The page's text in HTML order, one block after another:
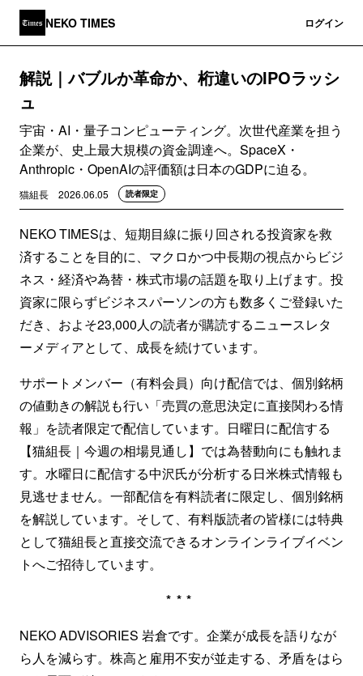
NEKO TIMES ログイン
解説｜バブルか革命か、桁違いのIPOラッシ
ュ
宇宙・AI・量子コンピューティング。次世代産業を担う
企業が、史上最大規模の資金調達へ。SpaceX・
Anthropic・OpenAIの評価額は日本のGDPに迫る。
猫組長 2026.06.05 読者限定
NEKO TIMESは、短期目線に振り回される投資家を救
済することを目的に、マクロかつ中長期の視点からビジ
ネス・経済や為替・株式市場の話題を取り上げます。投
資家に限らずビジネスパーソンの方も数多くご登録いた
だき、およそ23,000人の読者が購読するニュースレタ
ーメディアとして、成長を続けています。
サポートメンバー（有料会員）向け配信では、個別銘柄
の値動きの解説も行い「売買の意思決定に直接関わる情
報」を読者限定で配信しています。日曜日に配信する
【猫組長｜今週の相場見通し】では為替動向にも触れま
す。水曜日に配信する中沢氏が分析する日米株式情報も
見逃せません。一部配信を有料読者に限定し、個別銘柄
を解説しています。そして、有料版読者の皆様には特典
として猫組長と直接交流できるオンラインライブイベン
トへご招待しています。
***
NEKO ADVISORIES 岩倉です。企業が成長を語りなが
ら人を減らす。株高と雇用不安が並走する、矛盾をはら